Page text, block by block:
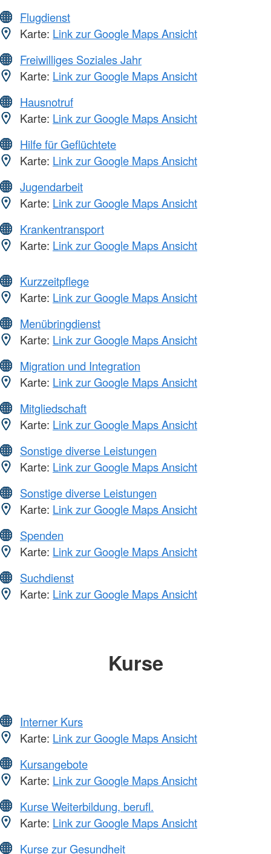
Flugdienst
Karte: Link zur Google Maps Ansicht
Freiwilliges Soziales Jahr
Karte: Link zur Google Maps Ansicht
Hausnotruf
Karte: Link zur Google Maps Ansicht
Hilfe für Geflüchtete
Karte: Link zur Google Maps Ansicht
Jugendarbeit
Karte: Link zur Google Maps Ansicht
Krankentransport
Karte: Link zur Google Maps Ansicht
Kurzzeitpflege
Karte: Link zur Google Maps Ansicht
Menübringdienst
Karte: Link zur Google Maps Ansicht
Migration und Integration
Karte: Link zur Google Maps Ansicht
Mitgliedschaft
Karte: Link zur Google Maps Ansicht
Sonstige diverse Leistungen
Karte: Link zur Google Maps Ansicht
Sonstige diverse Leistungen
Karte: Link zur Google Maps Ansicht
Spenden
Karte: Link zur Google Maps Ansicht
Suchdienst
Karte: Link zur Google Maps Ansicht
Kurse
Interner Kurs
Karte: Link zur Google Maps Ansicht
Kursangebote
Karte: Link zur Google Maps Ansicht
Kurse Weiterbildung, berufl.
Karte: Link zur Google Maps Ansicht
Kurse zur Gesundheit